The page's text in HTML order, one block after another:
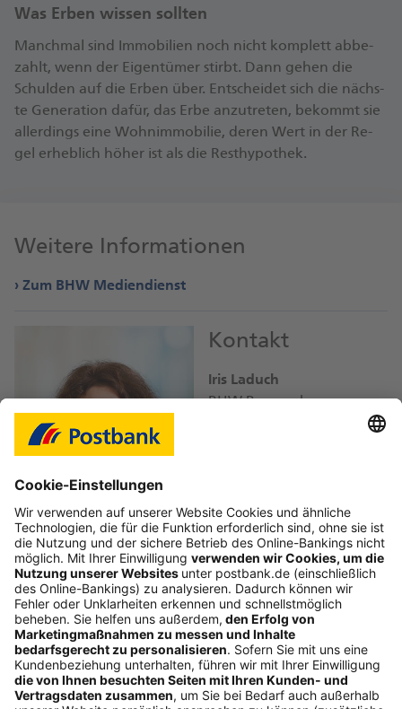
Was Er­ben wis­sen soll­ten
Manch­mal sind Im­mo­bi­li­en noch nicht kom­plett ab­be­
zahlt, wenn der Ei­gen­tü­mer stirbt. Dann ge­hen die
Schul­den auf die Er­ben über. Ent­schei­det sich die nächs­
te Ge­ne­ra­ti­on da­für, das Er­be an­zu­tre­ten, be­kommt sie
al­ler­dings ei­ne Wohn­im­mo­bi­lie, de­ren Wert in der Re­
gel er­heb­lich hö­her ist als die Res­t­hy­po­thek.
Weitere Informationen
Zum BHW Mediendienst
Kontakt
Iris Laduch
BHW Bausparkasse
Folgen Sie uns